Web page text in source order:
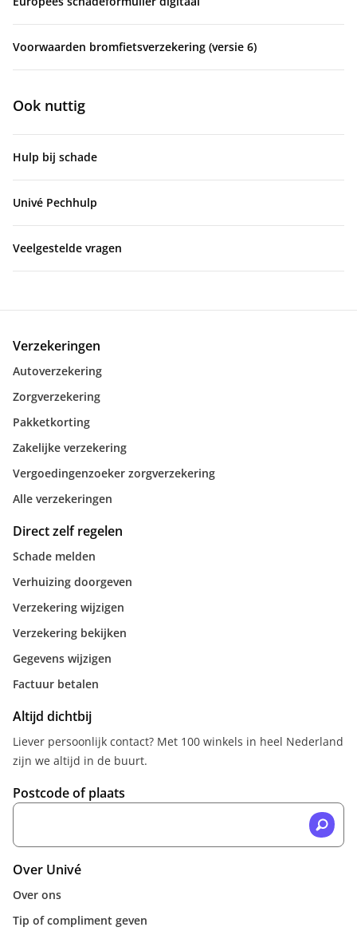
Voorwaarden bromfietsverzekering (versie 6)
Ook nuttig
Hulp bij schade
Univé Pechhulp
Veelgestelde vragen
Verzekeringen
Autoverzekering
Zorgverzekering
Pakketkorting
Zakelijke verzekering
Vergoedingenzoeker zorgverzekering
Alle verzekeringen
Direct zelf regelen
Schade melden
Verhuizing doorgeven
Verzekering wijzigen
Verzekering bekijken
Gegevens wijzigen
Factuur betalen
Altijd dichtbij
Liever persoonlijk contact? Met 100 winkels in heel Nederland
zijn we altijd in de buurt.
Postcode of plaats
Over Univé
Over ons
Tip of compliment geven